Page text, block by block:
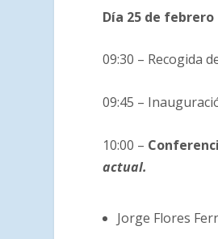
Día 25 de febrero
09:30 – Recogida
09:45 –
10:00 –
actual.
Jorge Flores